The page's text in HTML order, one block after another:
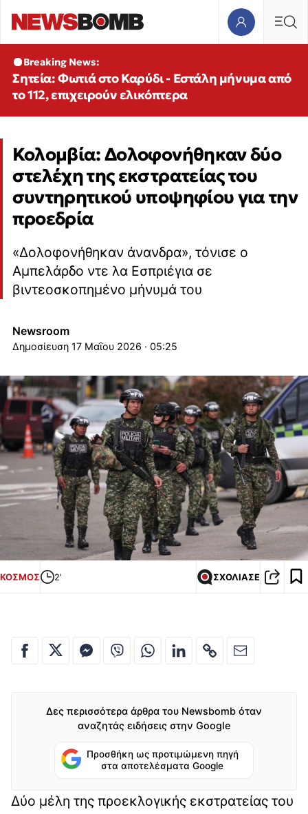
Breaking News:
Σητεία: Φωτιά στο Καρύδι - Εστάλη μήνυμα από
το 112, επιχειρούν ελικόπτερα
Κολομβία: Δολοφονήθηκαν δύο
στελέχη της εκστρατείας του
συντηρητικού υποψηφίου για την
προεδρία
«Δολοφονήθηκαν άνανδρα», τόνισε ο
Αμπελάρδο ντε λα Εσπριέγια σε
βιντεοσκοπημένο μήνυμά του
Newsroom
17 Μαΐου 2026 · 05:25
ΚΟΣΜΟΣ 2' ΣΧΟΛΙΑΣΕ
Δες περισσότερα άρθρα του Newsbomb όταν
αναζητάς ειδήσεις στην Google
Προσθήκη ως προτιμώμενη πηγή
στα αποτελέσματα Google
Δύο μέλη της προεκλογικής εκστρατείας του